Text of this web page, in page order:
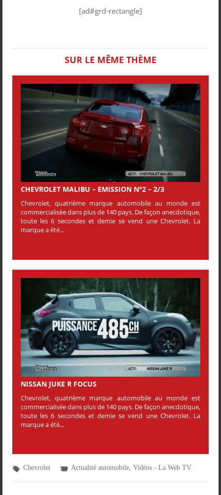
[ad#grd-rectangle]
SUR LE MÊME THÈME
CHEVROLET MALIBU – EMISSION N°2 – 2/3
Chevrolet, quatrième marque automobile au monde est
commercialisée dans plus de 140 pays. De façon anecdotique,
toute les 6 secondes et demie se vend une Chevrolet. La
marque a été...
NISSAN JUKE R FOCUS
Chevrolet, quatrième marque automobile au monde est
commercialisée dans plus de 140 pays. De façon anecdotique,
toute les 6 secondes et demie se vend une Chevrolet. La
marque a été...
Chevrolet Actualité automobile Vidéos - La Web TV